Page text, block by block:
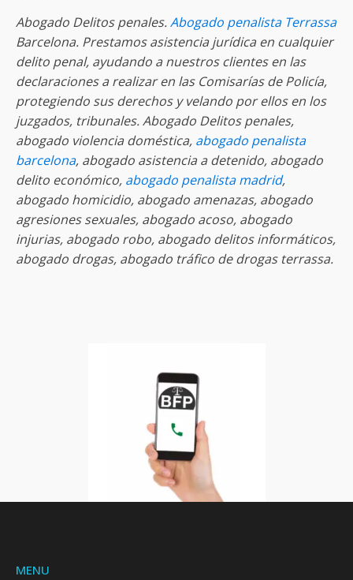
Abogado Delitos penales.Abogado penalista Terrassa
Barcelona. Prestamos asistencia jurídica en cualquier
delito penal, ayudando a nuestros clientes en las
declaraciones a realizar en las Comisarías de Policía,
protegiendo sus derechos y velando por ellos en los
juzgados, tribunales. Abogado Delitos penales,
abogado violencia doméstica, abogado penalista
barcelona, abogado asistencia a detenido, abogado
delito económico, abogado penalista madrid,
abogado homicidio, abogado amenazas, abogado
agresiones sexuales, abogado acoso, abogado
injurias, abogado robo, abogado delitos informáticos,
abogado drogas, abogado tráfico de drogas terrassa.
MENU